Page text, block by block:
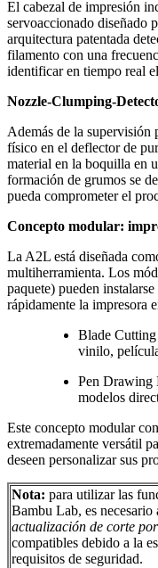
El cabezal de impresión
servoaccionado diseñado
arquitectura patentada
filamento con una
identificar en tiempo real
Nozzle-Clumping-
Además de la supervisión
físico en el deflector de
material en la boquilla en
formación de grumos se
pueda comprometer el
Concepto modular:
La A2L está diseñada
multiherramienta. Los
paquete) pueden
rápidamente la impresora
Blade
vinilo,
Pen Drawing
modelos
Este concepto modular
extremadamente versátil
deseen personalizar sus
Nota: para utilizar las
Bambu Lab, es
actualización de corte
compatibles debido a la
requisitos de seguridad.